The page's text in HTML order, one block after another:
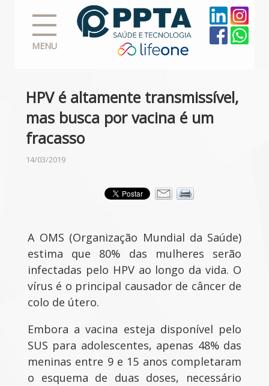
MENU
HPV é altamente transmissível,
mas busca por vacina é um
fracasso
14/03/2019
A OMS (Organização Mundial da Saúde)
estima que 80% das mulheres serão
infectadas pelo HPV ao longo da vida. O
vírus é o principal causador de câncer de
colo de útero.
Embora a vacina esteja disponível pelo
SUS para adolescentes, apenas 48% das
meninas entre 9 e 15 anos completaram
o esquema de duas doses, necessário